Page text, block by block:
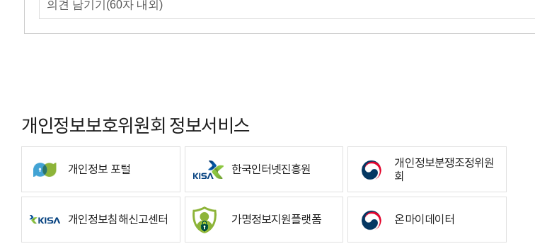
개인정보보호위원회 정보서비스
개인정보 포털 한국인터넷진흥원
개인정보분쟁조정위원
회
개인정보침해신고센터 가명정보지원플랫폼 온마이데이터